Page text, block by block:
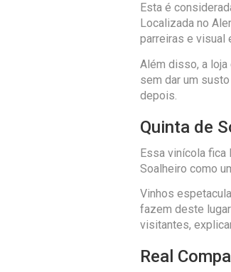
Esta é
Localizada no
parreiras e visual
Além disso, a
sem dar um
depois.
Quinta de
Essa vinícola fica
Soalheiro como
Vinhos
fazem deste
visitantes,
Real